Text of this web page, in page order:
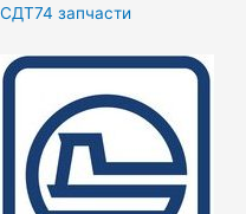
Перейти
содержимому
СДТ74 запчасти
Искать: